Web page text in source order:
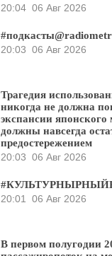
20:04 06 Авг 2026
20:03 06 Авг 2026
Трагедия
никогда не должна
экспансии японского
должны навсегда
предостережением
20:03 06 Авг 2026
20:01
06 Авг 2026
В первом полугодии